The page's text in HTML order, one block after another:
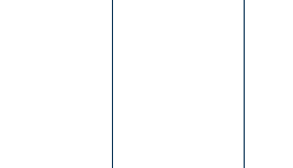
（
（
（
（
（